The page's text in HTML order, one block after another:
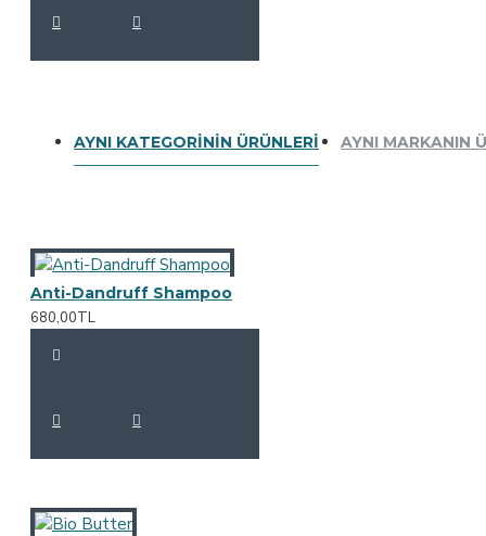
AYNI KATEGORININ ÜRÜNLERI AYNI MARKANIN
Anti-Dandruff Shampoo
680,00TL